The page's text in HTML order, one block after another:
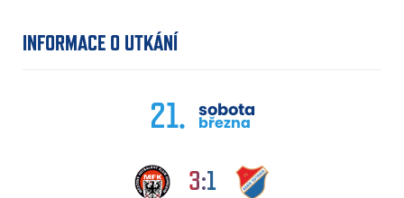
INFORMACE O UTKÁNÍ
21. sobota
března
3:1